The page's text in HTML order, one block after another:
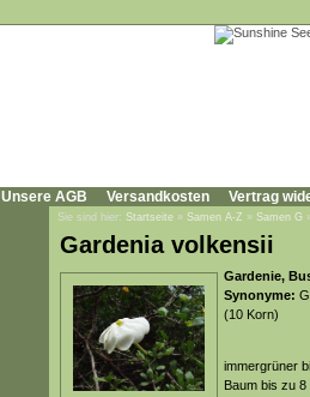
Unsere AGB Versandkosten Vertrag
Sie sind hier: Startseite » Samen A-Z » Samen G
Gardenia volkensii
Gardenie,
Synonyme:
(10 Korn)
immergrüner
Baum bis zu